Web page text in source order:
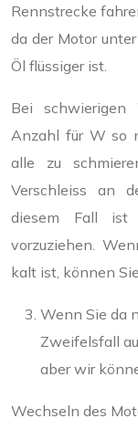
Rennstrecke
da der Motor
Öl flüssiger ist.
Bei schwierigen
Anzahl für W so
alle zu
Verschleiss an
diesem Fall
vorzuziehen.
kalt ist, können
Wenn Sie da
Zweifelsfall
aber wir
Wechseln des